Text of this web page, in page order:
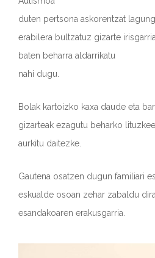
duten pertsona askorentzat
erabilera bultzatuz gizarte
baten beharra aldarrikatu
nahi dugu.
Bolak kartoizko kaxa daude eta
gizarteak ezagutu beharko
aurkitu daitezke.
Gautena osatzen dugun familiari
eskualde osoan zehar zabaldu
esandakoaren erakusgarria.